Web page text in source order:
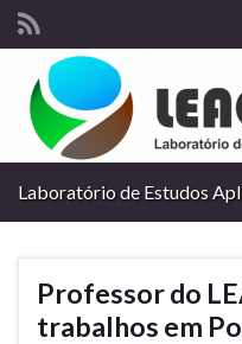
Laboratório de Estudos
Professor do
trabalhos em